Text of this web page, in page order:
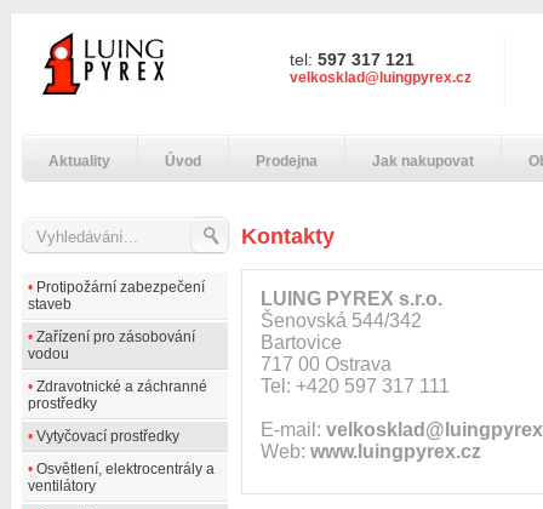
tel: 597 317 121
velkosklad@luingpyrex.cz
Aktuality Úvod Prodejna Jak nakupovat
• Protipožární zabezpečení
staveb
• Zařízení pro zásobování
vodou
• Zdravotnické a záchranné
prostředky
• Vytyčovací prostředky
• Osvětlení, elektrocentrály a
ventilátory
Kontakty
LUING PYREX s.r.o.
Šenovská 544/342
Bartovice
717 00 Ostrava
Tel: +420 597 317 111
E-mail:
Web: www.luingpyrex.cz